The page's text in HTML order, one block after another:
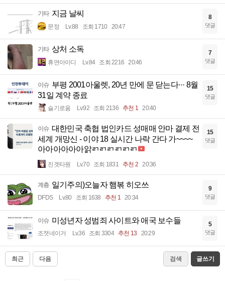
기타 지금 날씨
문정 Lv.88 조회 1710 20:47
8
댓글
기타 상처 소독
휴면아이디 Lv.84 조회 2216 20:46
7
댓글
이슈 부평 2001아울렛, 20년 만에 문 닫는다··· 8월
31일 계약 종료
슬기로움 Lv.92 조회 2136 추천 1 20:40
15
댓글
이슈 대한민국 축협 법인카드 성매매 안마 결제 전
세계 개망신 - 이야 18 실시간 나락 간다 가~~~~
아아아아아아앍ㄺㄺㄺㄺㄺㄺ
진겟타원 Lv.70 조회 1831 추천 2 20:36
15
댓글
계층 일기주의)오늘자 햄볶 히오쓰
DFDS Lv.80 조회 1638 추천 1 20:34
9
댓글
이슈 미성년자 성범죄 사이트와 애국 보수들
조졋네이거 Lv.36 조회 3304 추천 13 20:29
5
댓글
최근 다음 검색 글쓰기